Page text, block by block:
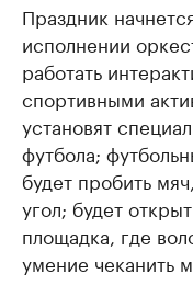
Праздник
исполнении
работать
спортивными
установят
футбола;
будет пробить
угол; будет
площадка, где
умение чеканить